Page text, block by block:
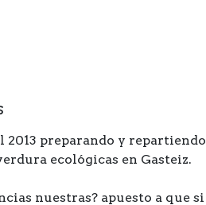
2013 preparando y repartiendo
ecológicas en Gasteiz.
nuestras? apuesto a que si